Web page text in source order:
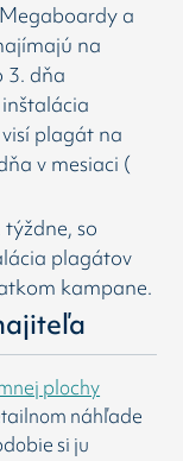
a
na
3. dňa
plagát na
v mesiaci (
so
plagátov
kampane.
plochy
náhľade
si ju